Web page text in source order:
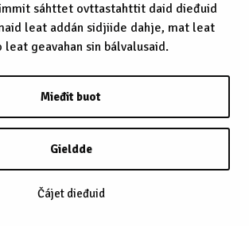
sáhttet ovttastahttit daid dieđuid
leat addán sidjiide dahje, mat leat
geavahan sin bálvalusaid.
Mieđit buot
Gieldde
Čájet dieđuid